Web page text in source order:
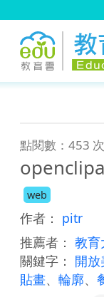
點閱數：453 次
web
作者： pitr
推薦者： 教育
關鍵字： 開
貼畫、 輪廓、